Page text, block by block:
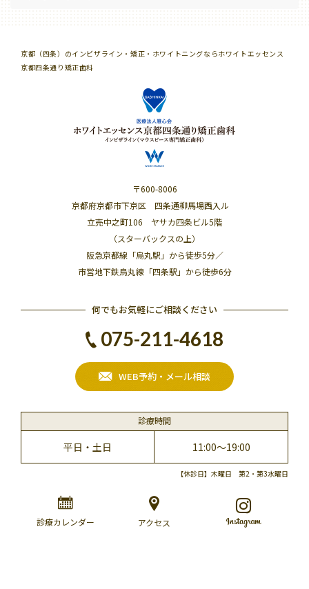
京都（四条）のインビザライン・矯正・ホワイトニングならホワイトエッセンス
京都四条通り矯正歯科
〒600-8006
京都府京都市下京区 四条通柳馬場西入ル
立売中之町106 ヤサカ四条ビル5階
（スターバックスの上）
阪急京都線「烏丸駅」から徒歩5分／
市営地下鉄烏丸線「四条駅」から徒歩6分
何でもお気軽にご相談ください
075-211-4618
WEB予約・メール相談
診療時間
平日・土日 11:00～19:00
【休診日】木曜日 第2・第3水曜日
診療カレンダー アクセス